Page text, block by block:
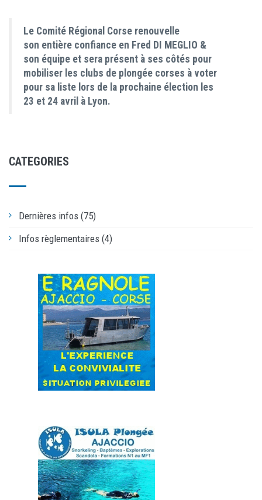
Le Comité Régional Corse renouvelle
son entière confiance en Fred DI MEGLIO &
son équipe et sera présent à ses côtés pour
mobiliser les clubs de plongée corses à voter
pour sa liste lors de la prochaine élection les
23 et 24 avril à Lyon.
CATEGORIES
Dernières infos (75)
Infos règlementaires (4)